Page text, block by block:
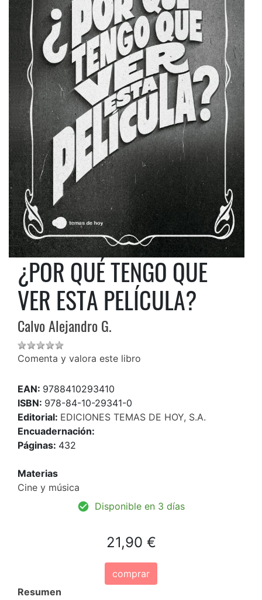
¿POR QUÉ TENGO QUE
VER ESTA PELÍCULA?
Calvo Alejandro G.
Comenta y valora este libro
EAN: 9788410293410
ISBN: 978-84-10-29341-0
Editorial: EDICIONES TEMAS DE HOY, S.A.
Encuadernación:
Páginas: 432
Materias
Cine y música
Disponible en 3 días
21,90 €
comprar
Resumen